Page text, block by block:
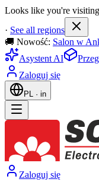
Looks like you're
· See all regions
🚚 Nowość: Salon w
Asystent AI
Zaloguj się
PL · in
Zaloguj się